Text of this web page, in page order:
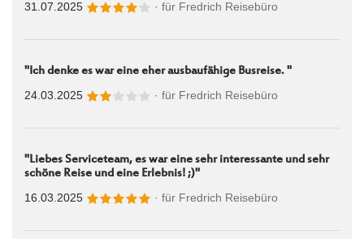
31.07.2025 · für Fredrich Reisebüro
"Ich denke es war eine eher ausbaufähige Busreise. "
24.03.2025 · für Fredrich Reisebüro
"Liebes Serviceteam, es war eine sehr interessante und sehr
schöne Reise und eine Erlebnis! ;)"
16.03.2025 · für Fredrich Reisebüro